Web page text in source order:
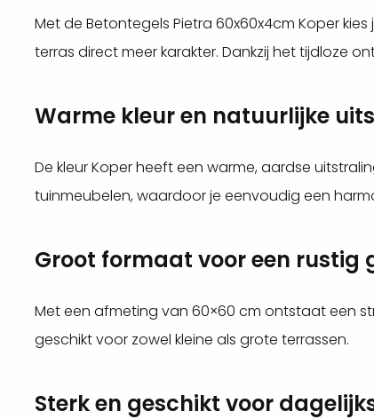
Met de Betontegels Pietra 60x60x4cm Koper
terras direct meer karakter. Dankzij het tijdloze
Warme kleur en natuurlijke
De kleur Koper heeft een warme, aardse
tuinmeubelen, waardoor je eenvoudig een
Groot formaat voor een rustig
Met een afmeting van 60×60 cm ontstaat een
geschikt voor zowel kleine als grote terrassen.
Sterk en geschikt voor